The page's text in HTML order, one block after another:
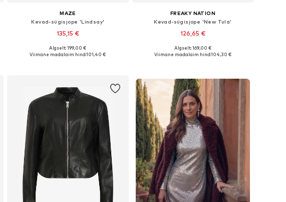
MAZE
Kevad-sügisjope 'Lindsay'
135,15 €
Saadaolevad suurused: S, M, L, XL, XXL
Algselt: 199,00 €
Viimane madalaim hind:101,40 €
FREAKY NATION
Kevad-sügisjope 'New Tula'
126,65 €
Saadaolevad suurused: XS, S, M, L, XL, XXL
Algselt: 169,00 €
Viimane madalaim hind:104,30 €